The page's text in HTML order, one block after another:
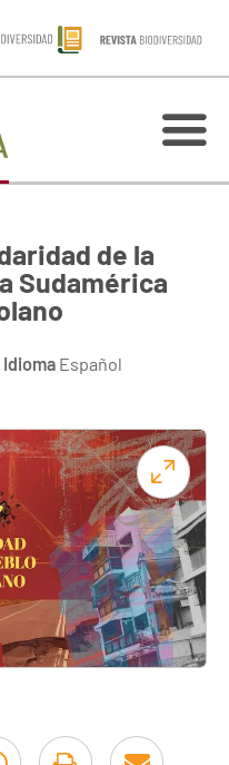
de la
Sudamérica
Idioma Español